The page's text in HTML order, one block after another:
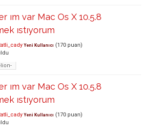
ım var Mac Os X 10.5.8
ıstıyorum
Yeni Kullanıcı (170 puan)
ım var Mac Os X 10.5.8
ıstıyorum
Yeni Kullanıcı (170 puan)